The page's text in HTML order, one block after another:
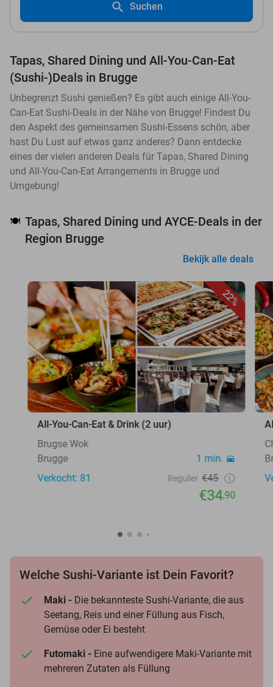
Suchen
Tapas, Shared Dining und All-You-Can-Eat
(Sushi-)Deals in Brugge
Unbegrenzt Sushi genießen? Es gibt auch einige All-You-
Can-Eat Sushi-Deals in der Nähe von Brugge! Findest Du
den Aspekt des gemeinsamen Sushi-Essens schön, aber
hast Du Lust auf etwas ganz anderes? Dann entdecke
eines der vielen anderen Deals für Tapas, Shared Dining
und All-You-Can-Eat Arrangements in Brugge und
Umgebung!
🍽️ Tapas, Shared Dining und AYCE-Deals in der
Region Brugge
Bekijk alle deals
22%
All-You-Can-Eat & Drink (2 uur)
Brugse Wok
Brugge
1 min.
Verkocht: 81
Regulier €45
€34,90
Welche Sushi-Variante ist Dein Favorit?
Maki - Die bekannteste Sushi-Variante, die aus
Seetang, Reis und einer Füllung aus Fisch,
Gemüse oder Ei besteht
Futomaki - Eine aufwendigere Maki-Variante mit
mehreren Zutaten als Füllung